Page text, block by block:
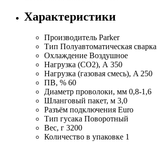
Характеристики
Производитель Parker
Тип Полуавтоматическая сварка
Охлаждение Воздушное
Нагрузка (СО2), А 350
Нагрузка (газовая смесь), A 250
ПВ, % 60
Диаметр проволоки, мм 0,8-1,6
Шланговый пакет, м 3,0
Разъём подключения Euro
Тип гусака Поворотный
Вес, г 3200
Количество в упаковке 1